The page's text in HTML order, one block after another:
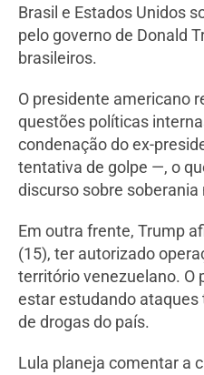
Brasil e Estados Unidos
pelo governo de Donald
brasileiros.
O presidente americano
questões políticas
condenação do ex-
tentativa de golpe —, o
discurso sobre soberania
Em outra frente, Trump
(15), ter autorizado
território venezuelano. O
estar estudando
de drogas do país.
Lula planeja comentar a